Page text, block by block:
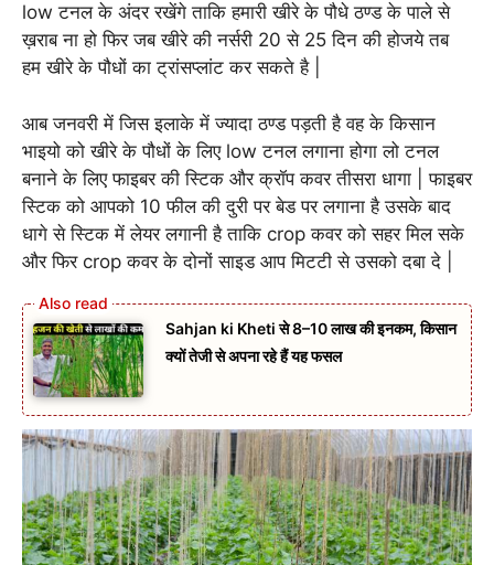
low टनल के अंदर रखेंगे ताकि हमारी खीरे के पौधे ठण्ड के पाले से
ख़राब ना हो फिर जब खीरे की नर्सरी 20 से 25 दिन की होजये तब
हम खीरे के पौधों का ट्रांसप्लांट कर सकते है |
आब जनवरी में जिस इलाके में ज्यादा ठण्ड पड़ती है वह के किसान
भाइयो को खीरे के पौधों के लिए low टनल लगाना होगा लो टनल
बनाने के लिए फाइबर की स्टिक और क्रॉप कवर तीसरा धागा | फाइबर
स्टिक को आपको 10 फील की दुरी पर बेड पर लगाना है उसके बाद
धागे से स्टिक में लेयर लगानी है ताकि crop कवर को सहर मिल सके
और फिर crop कवर के दोनों साइड आप मिटटी से उसको दबा दे |
Sahjan ki Kheti से 8–10 लाख की इनकम, किसान
क्यों तेजी से अपना रहे हैं यह फसल